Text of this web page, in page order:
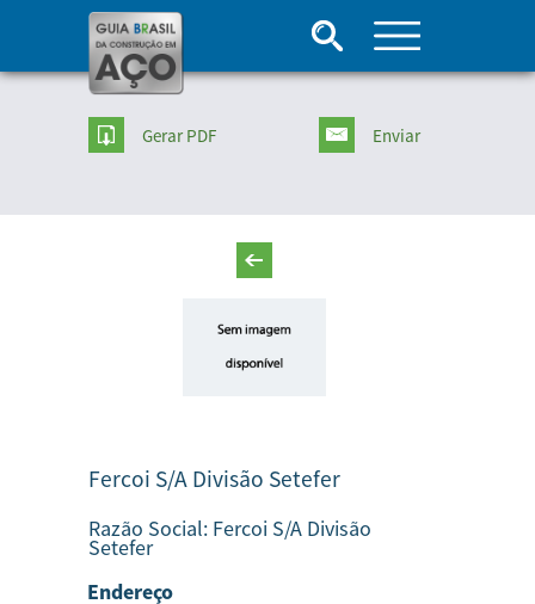
Gerar PDF Enviar
Fercoi S/A Divisão Setefer
Razão Social: Fercoi S/A Divisão
Setefer
Endereço